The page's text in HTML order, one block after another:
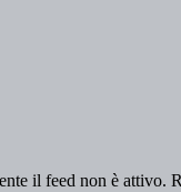
il feed non è attivo.